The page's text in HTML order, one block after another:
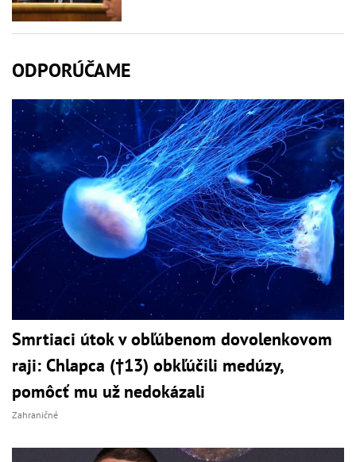
ODPORÚČAME
Smrtiaci útok v obľúbenom dovolenkovom
raji: Chlapca (†13) obkľúčili medúzy,
pomôcť mu už nedokázali
Zahraničné